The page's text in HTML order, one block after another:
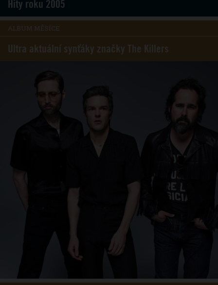
Hity roku 2005
ALBUM MĚSÍCE
Ultra aktuální synťáky značky The Killers